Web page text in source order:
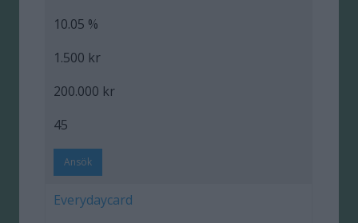
10.05 %
1.500 kr
200.000 kr
45
Ansök
Everydaycard